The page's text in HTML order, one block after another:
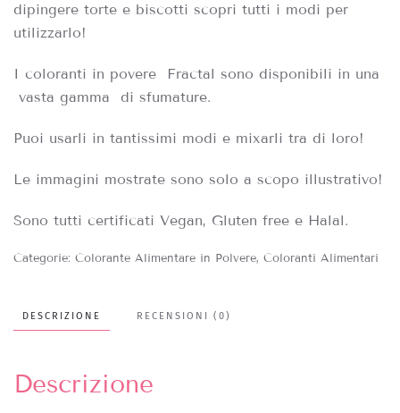
dipingere torte e biscotti scopri tutti i modi per
utilizzarlo!
I coloranti in povere Fractal sono disponibili in una
vasta gamma di sfumature.
Puoi usarli in tantissimi modi e mixarli tra di loro!
Le immagini mostrate sono solo a scopo illustrativo!
Sono tutti certificati Vegan, Gluten free e Halal.
Categorie: Colorante Alimentare in Polvere, Coloranti Alimentari
DESCRIZIONE RECENSIONI (0)
Descrizione